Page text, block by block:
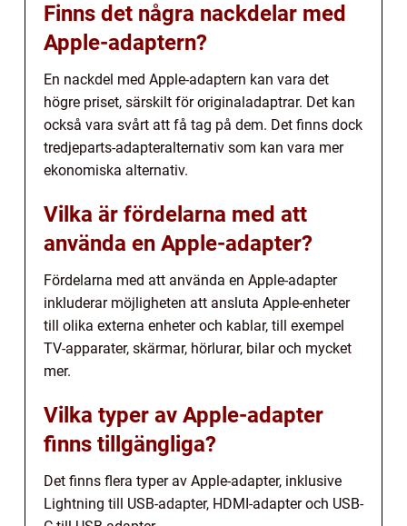
Finns det några nackdelar med
Apple-adaptern?
En nackdel med Apple-adaptern kan vara det
högre priset, särskilt för originaladaptrar. Det kan
också vara svårt att få tag på dem. Det finns dock
tredjeparts-adapteralternativ som kan vara mer
ekonomiska alternativ.
Vilka är fördelarna med att
använda en Apple-adapter?
Fördelarna med att använda en Apple-adapter
inkluderar möjligheten att ansluta Apple-enheter
till olika externa enheter och kablar, till exempel
TV-apparater, skärmar, hörlurar, bilar och mycket
mer.
Vilka typer av Apple-adapter
finns tillgängliga?
Det finns flera typer av Apple-adapter, inklusive
Lightning till USB-adapter, HDMI-adapter och USB-